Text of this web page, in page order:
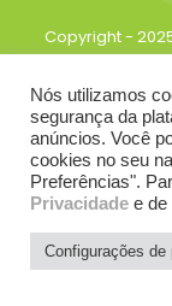
Copyright -
Nós utilizamos
segurança da
anúncios. Você
cookies no seu
Preferências".
Privacidade e de
Configurações de